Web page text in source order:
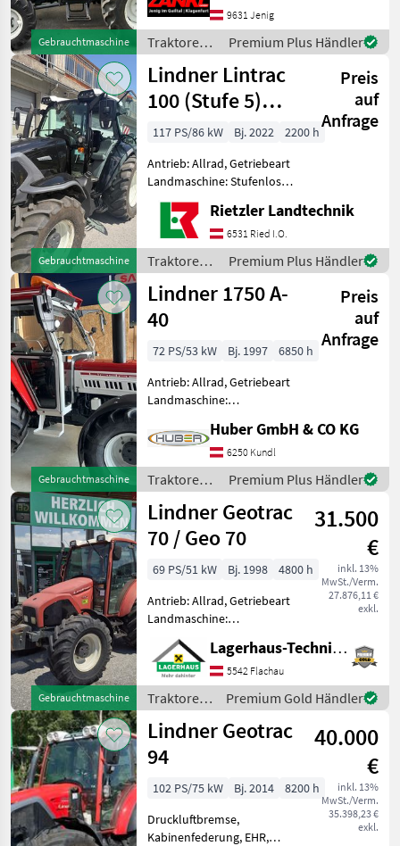
Gebrauchtmaschine
Anhängevorrichtung:
manuell, Oberlenker
hinten: mech
9631 Jenig
Traktoren /
Lindner
Premium Plus Händler
Gebrauchtmaschine
Lindner Lintrac
100 (Stufe 5)
4Rad-Lenkung
Preis
auf
Anfrage
117 PS/86 kW Bj. 2022
2200 h
Antrieb: Allrad, Getriebeart
Landmaschine: Stufenloses
Getriebe, Plattform: Kabine,
Zapfwellendrehzahl:
430/540/750/1000,
Höchstgeschwindigkeit in
km/h: 40 km/h, Aufladun
Rietzler Landtechnik
6531 Ried I.O.
Traktoren /
Lindner
Premium Plus Händler
Gebrauchtmaschine
Lindner 1750 A-
40
Preis
auf
Anfrage
72 PS/53 kW Bj. 1997
6850 h
Antrieb: Allrad, Getriebeart
Landmaschine:
Kabine,
Zapfwellendrehzahl:
430/540/750/1000,
Höchstgeschwindigkeit in
km/h: 40 km/h,
Fronthydraulik
Huber GmbH & CO KG
6250 Kundl
Traktoren /
Lindner
Premium Plus Händler
Gebrauchtmaschine
Lindner Geotrac
70 / Geo 70
31.500
€
inkl. 13%
MwSt./Verm.
27.876,11 €
exkl.
69 PS/51 kW Bj. 1998
4800 h
Antrieb: Allrad, Getriebeart
Landmaschine:
Schaltgetriebe, Plattform:
Kabine,
Höchstgeschwindigkeit in
km/h: 40 km/h, Oberlenker
hinten: mechanisch,
Anhängevorrichtung: m
Lagerhaus-Technik Flachau
5542 Flachau
Traktoren
/ Lindner
Premium Gold Händler
Lindner Geotrac
94
40.000
€
inkl. 13%
MwSt./Verm.
35.398,23 €
exkl.
102 PS/75 kW Bj. 2014
8200 h
Druckluftbremse,
Kabinenfederung, EHR,